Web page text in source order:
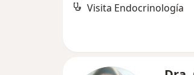
Visita Endocrinología